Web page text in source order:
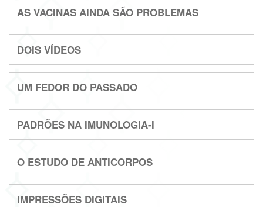
AS VACINAS AINDA SÃO PROBLEMAS
DOIS VÍDEOS
UM FEDOR DO PASSADO
PADRÕES NA IMUNOLOGIA-I
O ESTUDO DE ANTICORPOS
IMPRESSÕES DIGITAIS